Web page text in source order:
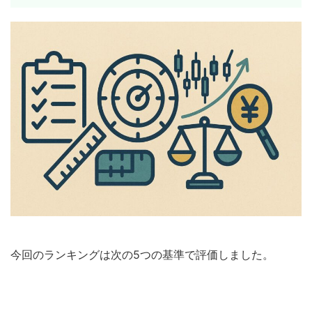
今回のランキングは次の5つの基準で評価しました。